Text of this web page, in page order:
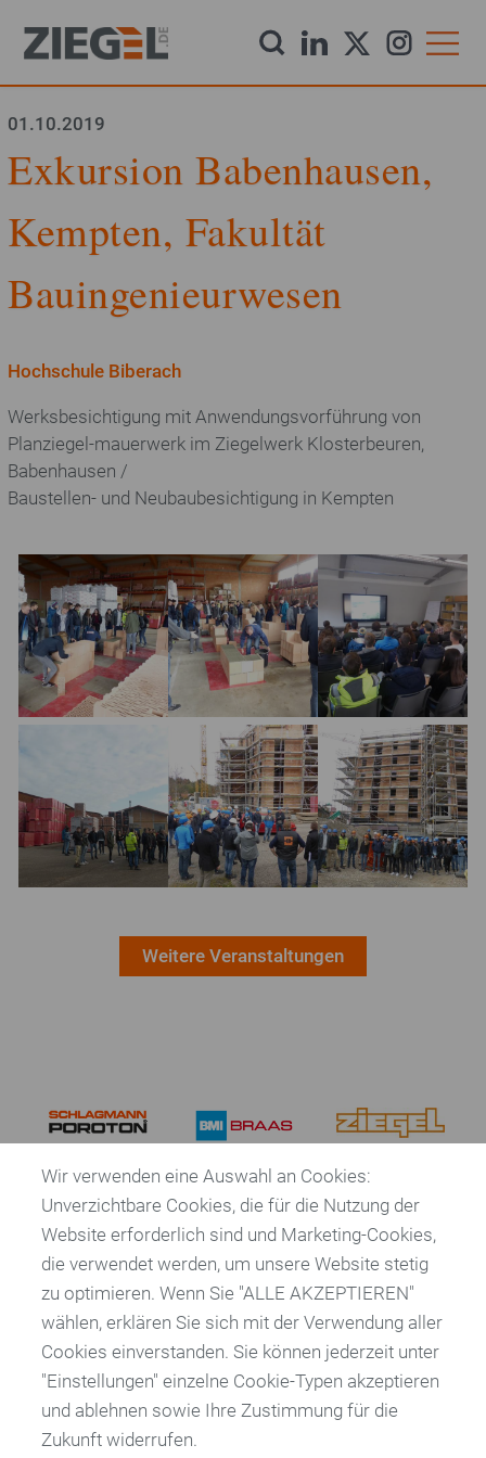
zum
Startseite
Produkte
Dachziegel
Vormauerziegel
Pflasterklinker
Ziegelherstellung
Themen
Recycling
Bauen / Wohnen
Mitglieder
Vorstand
Ausschüsse
Netzwerk
Hochschularbeit
Wir verwenden eine Auswahl an Cookies:
Unverzichtbare Cookies, die für die Nutzung der
Website erforderlich sind und Marketing-Cookies,
die verwendet werden, um unsere Website stetig
zu optimieren. Wenn Sie "ALLE AKZEPTIEREN"
wählen, erklären Sie sich mit der Verwendung aller
Cookies einverstanden. Sie können jederzeit unter
"Einstellungen" einzelne Cookie-Typen akzeptieren
und ablehnen sowie Ihre Zustimmung für die
Zukunft widerrufen.
01.10.2019
Exkursion Babenhausen,
Kempten, Fakultät
Bauingenieurwesen
Hochschule Biberach
Werksbesichtigung mit Anwendungsvorführung von
Planziegel-mauerwerk im Ziegelwerk Klosterbeuren,
Babenhausen /
Baustellen- und Neubaubesichtigung in Kempten
Weitere Veranstaltungen
Bundesverband der
Reinhardtstraße 12 - 16
10117 Berlin